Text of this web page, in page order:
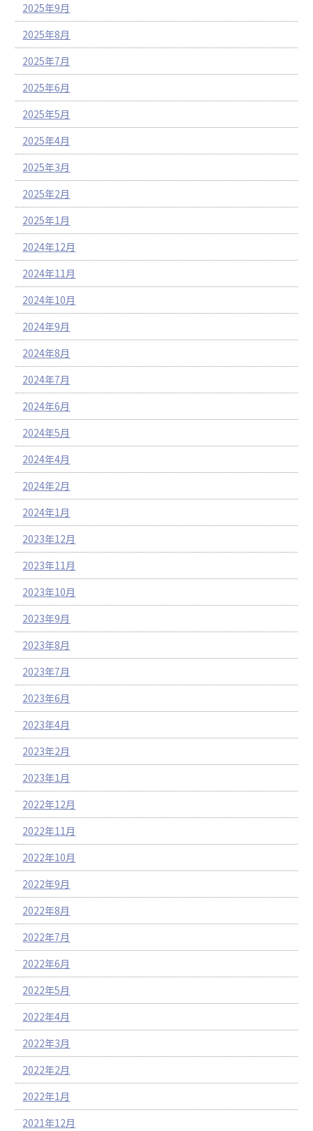
2025年9月
2025年8月
2025年7月
2025年6月
2025年5月
2025年4月
2025年3月
2025年2月
2025年1月
2024年12月
2024年11月
2024年10月
2024年9月
2024年8月
2024年7月
2024年6月
2024年5月
2024年4月
2024年2月
2024年1月
2023年12月
2023年11月
2023年10月
2023年9月
2023年8月
2023年7月
2023年6月
2023年4月
2023年2月
2023年1月
2022年12月
2022年11月
2022年10月
2022年9月
2022年8月
2022年7月
2022年6月
2022年5月
2022年4月
2022年3月
2022年2月
2022年1月
2021年12月